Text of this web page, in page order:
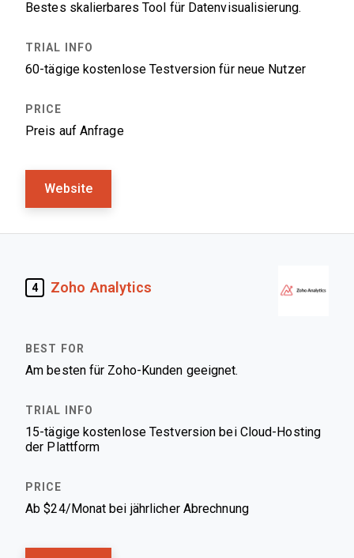
Bestes skalierbares Tool für Datenvisualisierung.
60-tägige kostenlose Testversion für neue Nutzer
Preis auf Anfrage
Website
4 Zoho Analytics
Am besten für Zoho-Kunden geeignet.
15-tägige kostenlose Testversion bei Cloud-Hosting
der Plattform
Ab $24/Monat bei jährlicher Abrechnung